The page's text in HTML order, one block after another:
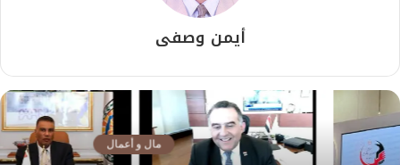
أيمن وصفى
مال و أعمال